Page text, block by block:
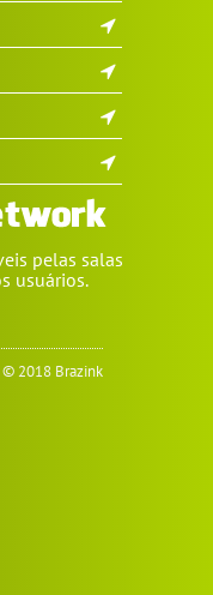
pelas salas
usuários.
© 2018 Brazink